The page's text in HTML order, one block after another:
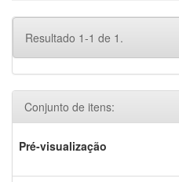
Resultado 1-1 de 1.
Conjunto de itens:
Pré-visualização